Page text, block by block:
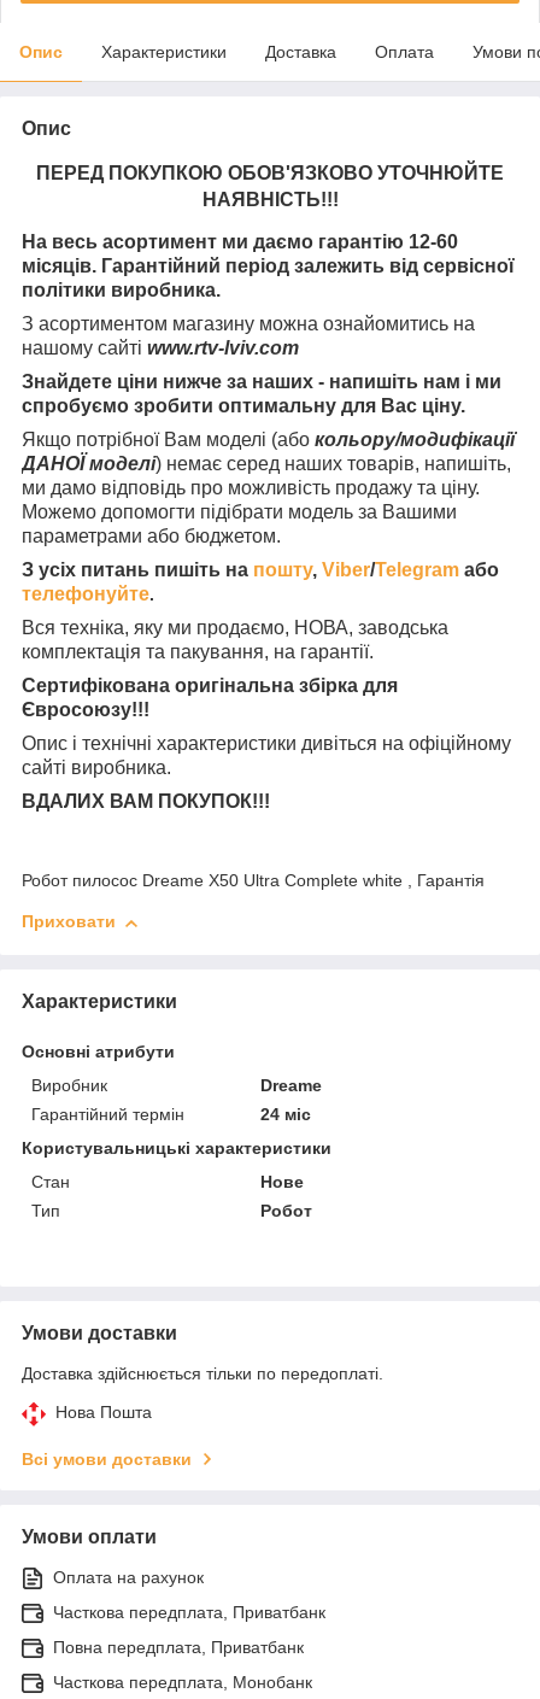
Опис Характеристики Доставка Оплата Умови
Опис
ПЕРЕД ПОКУПКОЮ ОБОВ'ЯЗКОВО УТОЧНЮЙТЕ
НАЯВНІСТЬ!!!
На весь асортимент ми даємо гарантію 12-60
місяців. Гарантійний період залежить від сервісної
політики виробника.
З асортиментом магазину можна ознайомитись на
нашому сайті www.rtv-lviv.com
Знайдете ціни нижче за наших - напишіть нам і ми
спробуємо зробити оптимальну для Вас ціну.
Якщо потрібної Вам моделі (або кольору/модифікації
ДАНОЇ моделі) немає серед наших товарів, напишіть,
ми дамо відповідь про можливість продажу та ціну.
Можемо допомогти підібрати модель за Вашими
параметрами або бюджетом.
З усіх питань пишіть на пошту, Viber/Telegram або
телефонуйте.
Вся техніка, яку ми продаємо, НОВА, заводська
комплектація та пакування, на гарантії.
Сертифікована оригінальна збірка для
Євросоюзу!!!
Опис і технічні характеристики дивіться на офіційному
сайті виробника.
ВДАЛИХ ВАМ ПОКУПОК!!!
Робот пилосос Dreame X50 Ultra Complete white , Гарантія
Приховати
Характеристики
Основні атрибути
Виробник
Dreame
Гарантійний термін
24 міс
Користувальницькі характеристики
Стан
Нове
Тип
Робот
Умови доставки
Доставка здійснюється тільки по передоплаті.
Нова Пошта
Всі умови доставки
Умови оплати
Оплата на рахунок
Часткова передплата, Приватбанк
Повна передплата, Приватбанк
Часткова передплата, Монобанк